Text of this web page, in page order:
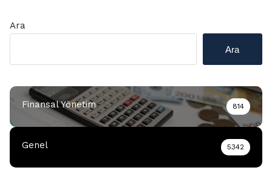
Ara
Ara
Finansal Yönetim 814
Genel 5342